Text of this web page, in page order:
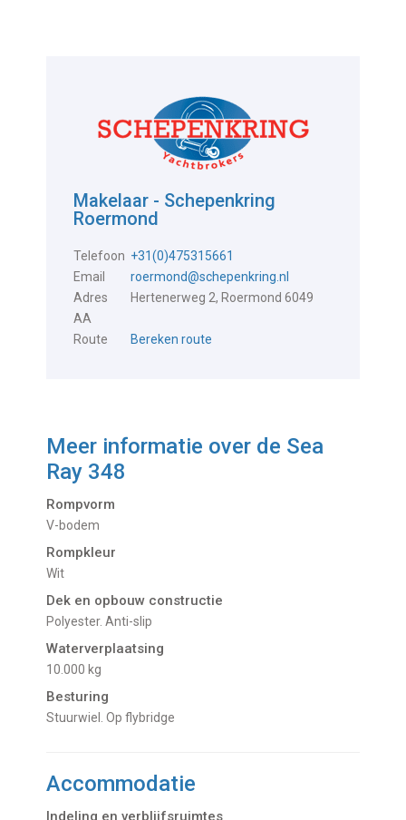
Makelaar - Schepenkring
Roermond
Telefoon +31(0)475315661
Email
roermond@schepenkring.nl
Adres
Hertenerweg 2, Roermond 6049
AA
Route
Bereken route
Meer informatie over de Sea
Ray 348
Rompvorm
V-bodem
Rompkleur
Wit
Dek en opbouw constructie
Polyester. Anti-slip
Waterverplaatsing
10.000 kg
Besturing
Stuurwiel. Op flybridge
Accommodatie
Indeling en verblijfsruimtes